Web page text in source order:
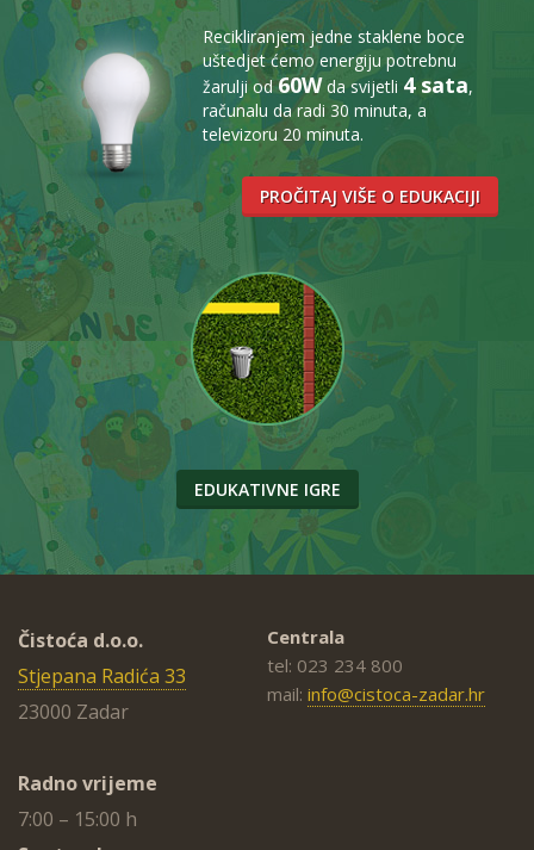
Recikliranjem jedne staklene boce
uštedjet ćemo energiju potrebnu
žarulji od60Wda svijetli 4 sata,
računalu da radi 30 minuta, a
televizoru 20 minuta.
PROČITAJ VIŠE O EDUKACIJI
EDUKATIVNE IGRE
Čistoća d.o.o.
Stjepana Radića 33
23000 Zadar
Radno vrijeme
7:00 – 15:00 h
Centrala
tel: 023 234 800
mail: info@cistoca-zadar.hr